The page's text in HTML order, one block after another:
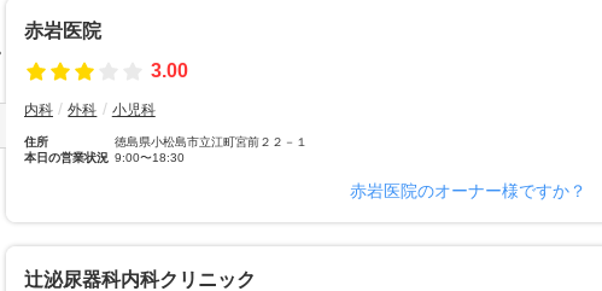
赤岩医院
3.00
内科 外科 小児科
住所
徳島県小松島市立江町宮前２２－１
本日の営業状況 9:00〜18:30
赤岩医院のオーナー様ですか？
辻泌尿器科内科クリニック